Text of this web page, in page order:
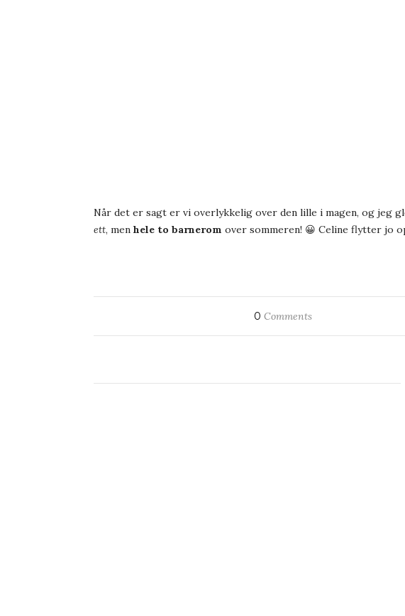
Når det er sagt er vi overlykkelig over den lille i magen, og jeg
ett, men hele to barnerom over sommeren! 😀 Celine flytter jo
0 Comments